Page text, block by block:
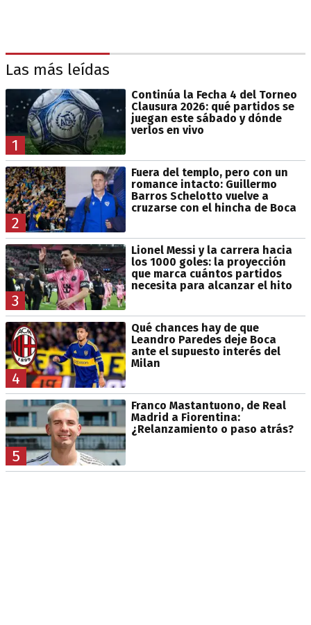
Las más leídas
1
Continúa la Fecha 4 del Torneo
Clausura 2026: qué partidos se
juegan este sábado y dónde
verlos en vivo
2
Fuera del templo, pero con un
romance intacto: Guillermo
Barros Schelotto vuelve a
cruzarse con el hincha de Boca
3
Lionel Messi y la carrera hacia
los 1000 goles: la proyección
que marca cuántos partidos
necesita para alcanzar el hito
4
Qué chances hay de que
Leandro Paredes deje Boca
ante el supuesto interés del
Milan
5
Franco Mastantuono, de Real
Madrid a Fiorentina:
¿Relanzamiento o paso atrás?